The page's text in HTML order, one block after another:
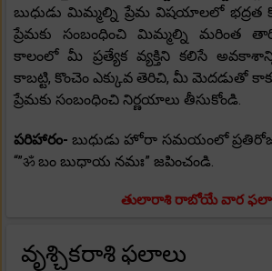
బుధుడు మిమ్మల్ని ప్రేమ విషయాలలో భద్రత
ప్రేమకు సంబంధించి మిమ్మల్ని మరింత
కాలంలో మీ ప్రత్యేక వ్యక్తిని కలిసే
కాబట్టి, కొంచెం ఎక్కువ తెరిచి, మీ మెదడుతో
ప్రేమకు సంబంధించి నిర్ణయాలు తీసుకోండి.
పరిహారం- బుధుడు హోరా సమయంలో
“”ॐ బం బుధాయ నమః” జపించండి.
తులారాశి రాబోయే వార
వృశ్చికరాశి ఫలాలు